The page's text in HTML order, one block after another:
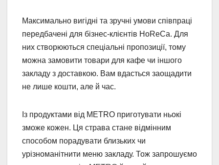
Максимально вигідні та зручні умови співпраці
передбачені для бізнес-клієнтів HoReCa. Для
них створюються спеціальні пропозиції, тому
можна замовити товари для кафе чи іншого
закладу з доставкою. Вам вдасться заощадити
не лише кошти, але й час.
Із продуктами від METRO приготувати ньокі
зможе кожен. Ця страва стане відмінним
способом порадувати близьких чи
урізноманітнити меню закладу. Тож запрошуємо